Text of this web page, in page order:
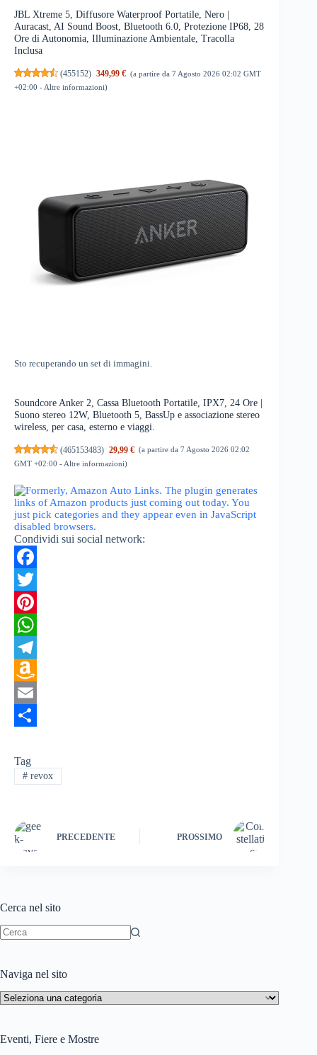
JBL Xtreme 5, Diffusore Waterproof Portatile, Nero |
Auracast, AI Sound Boost, Bluetooth 6.0, Protezione IP68, 28
Ore di Autonomia, Illuminazione Ambientale, Tracolla
Inclusa
(455152) 349,99 € (a partire da 7 Agosto 2026 02:02 GMT
+02:00 - Altre informazioni)
Sto recuperando un set di immagini.
Soundcore Anker 2, Cassa Bluetooth Portatile, IPX7, 24 Ore |
Suono stereo 12W, Bluetooth 5, BassUp e associazione stereo
wireless, per casa, esterno e viaggi.
(465153483) 29,99 € (a partire da 7 Agosto 2026 02:02
GMT +02:00 - Altre informazioni)
Condividi sui social network:
F
a
c
e
b
o
o
T
w
e
P
n
e
e
s
W
h
a
A
p
T
e
g
r
m
A
m
z
o
W
i
E
a
i
o
n
i
Tag
#revox
PRECEDENTE PROSSIMO
Cerca nel sito
Naviga nel sito
Naviga
nel
Eventi, Fiere e Mostre